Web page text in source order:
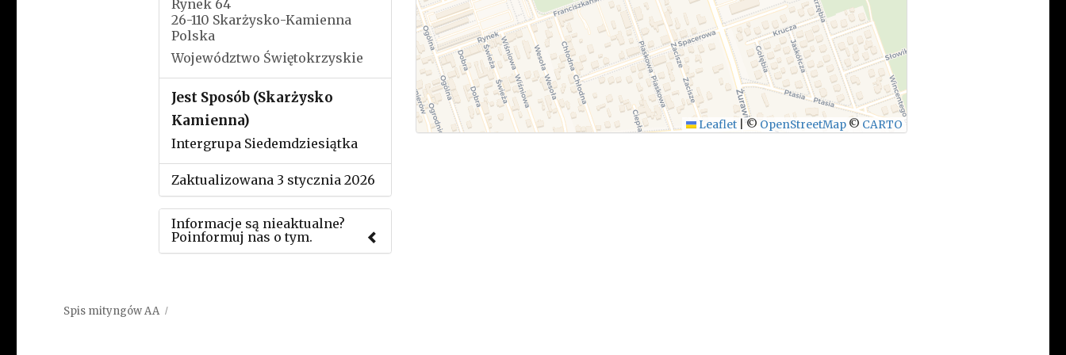
Rynek 64
26-110 Skarżysko-Kamienna
Polska
Województwo Świętokrzyskie
Jest Sposób (Skarżysko
Kamienna)
Intergrupa Siedemdziesiątka
Zaktualizowana 3 stycznia 2026
Informacje są nieaktualne?
Poinformuj nas o tym.
Leaflet © OpenStreetMap © CARTO
Spis mityngów AA